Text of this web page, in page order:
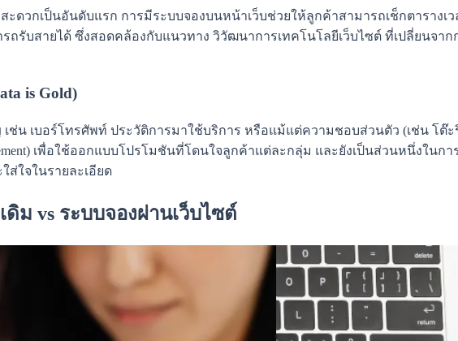
วกเป็นอันดับแรก การมีระบบจองบนหน้าเว็บช่วยให้ลูกค้าสามารถเช็กตารางเ
รับสายได้ ซึ่งสอดคล้องกับแนวทาง วิวัฒนาการเทคโนโลยีเว็บไซต์ ที่เปลี่ยนจา
is Gold)
ช่น เบอร์โทรศัพท์ ประวัติการมาใช้บริการ หรือแม้แต่ความชอบส่วนตัว (เช่น โ
เพื่อใช้ออกแบบโปรโมชันที่โดนใจลูกค้าแต่ละกลุ่ม และยังเป็นส่วนหนึ่งใ
ส่ใจในรายละเอียด
ดิม vs ระบบจองผ่านเว็บไซต์